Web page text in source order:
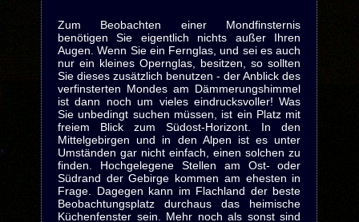
Zum Beobachten einer Mondfinsternis
benötigen Sie eigentlich nichts außer Ihren
Augen. Wenn Sie ein Fernglas, und sei es auch
nur ein kleines Opernglas, besitzen, so sollten
Sie dieses zusätzlich benutzen - der Anblick des
verfinsterten Mondes am Dämmerungshimmel
ist dann noch um vieles eindrucksvoller! Was
Sie unbedingt suchen müssen, ist ein Platz mit
freiem Blick zum Südost-Horizont. In den
Mittelgebirgen und in den Alpen ist es unter
Umständen gar nicht einfach, einen solchen zu
finden. Hochgelegene Stellen am Ost- oder
Südrand der Gebirge kommen am ehesten in
Frage. Dagegen kann im Flachland der beste
Beobachtungsplatz durchaus das heimische
Küchenfenster sein. Mehr noch als sonst sind